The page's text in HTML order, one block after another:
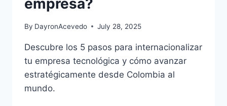
empresa?
By DayronAcevedo July 28, 2025
Descubre los 5 pasos para internacionalizar
tu empresa tecnológica y cómo avanzar
estratégicamente desde Colombia al
mundo.